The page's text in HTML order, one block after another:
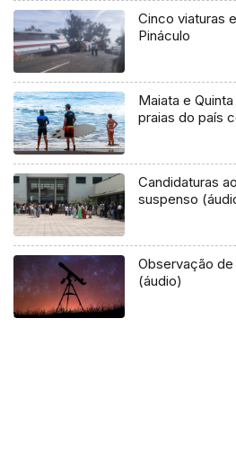
Cinco viaturas
Pináculo
Maiata e
praias do país
Candidaturas
suspenso
Observação
(áudio)